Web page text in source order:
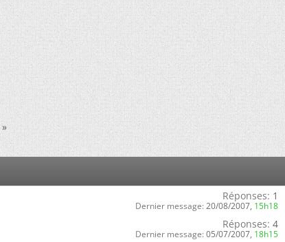
»
Réponses: 1
Dernier message: 20/08/2007, 15h18
Réponses: 4
Dernier message: 05/07/2007, 18h15